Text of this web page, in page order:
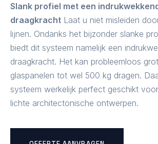
Slank profiel met een
draagkracht Laat u niet misleiden
lijnen. Ondanks het bijzonder slanke
biedt dit systeem namelijk een
draagkracht. Het kan probleemloos
glaspanelen tot wel 500 kg dragen.
systeem werkelijk perfect geschikt
lichte architectonische ontwerpen.